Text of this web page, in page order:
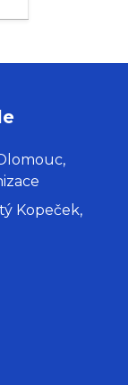
Kopeček,